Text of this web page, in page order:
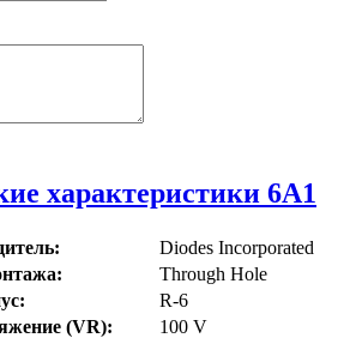
характеристики 6A1
Diodes Incorporated
Through Hole
R-6
(VR):
100 V